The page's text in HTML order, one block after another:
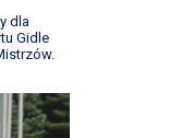
dla
Gidle